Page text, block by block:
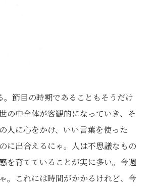
節目の時期であることもそうだけ
の中全体が客観的になっていき、そ
人に心をかけ、いい言葉を使った
に出合えるにゃ。人は不思議なもの
を育てていることが実に多い。今週
。これには時間がかかるけれど、今